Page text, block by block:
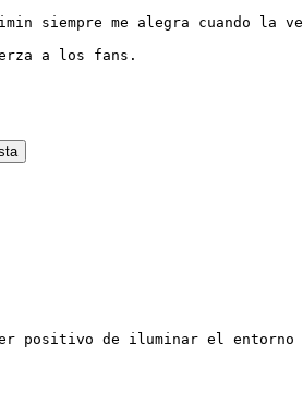
siempre me alegra cuando la
a los fans.
positivo de iluminar el entorno